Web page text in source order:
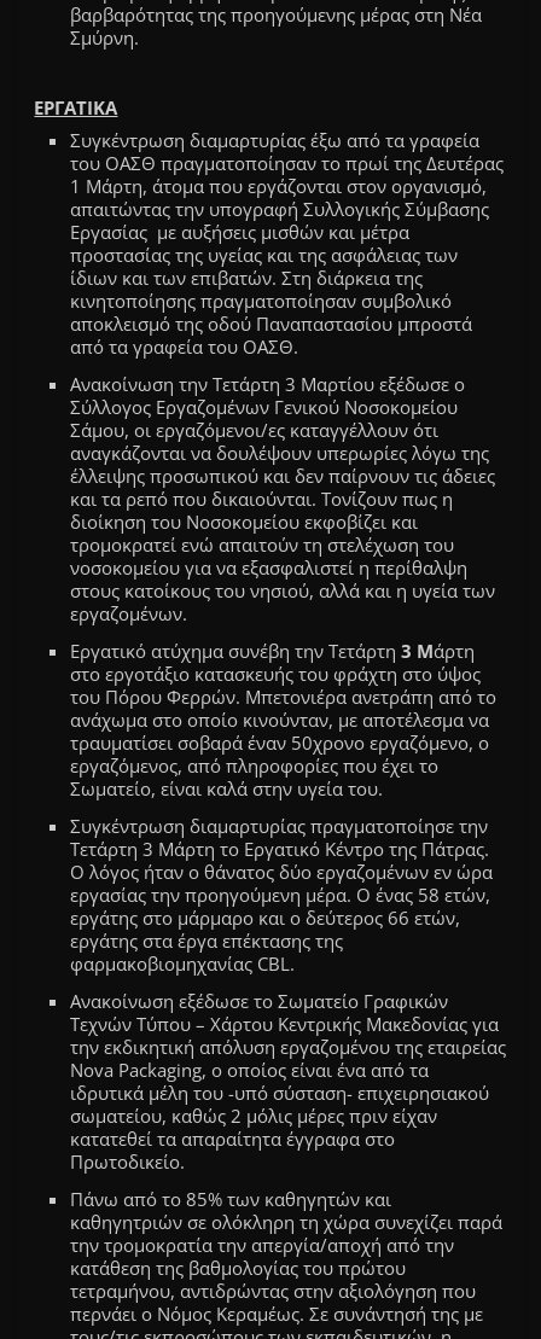
βαρβαρότητας της προηγούμενης μέρας στη Νέα
Σμύρνη.
ΕΡΓΑΤΙΚΑ
Συγκέντρωση διαμαρτυρίας έξω από τα γραφεία
του ΟΑΣΘ πραγματοποίησαν το πρωί της Δευτέρας
1 Μάρτη, άτομα που εργάζονται στον οργανισμό,
απαιτώντας την υπογραφή Συλλογικής Σύμβασης
Εργασίας με αυξήσεις μισθών και μέτρα
προστασίας της υγείας και της ασφάλειας των
ίδιων και των επιβατών. Στη διάρκεια της
κινητοποίησης πραγματοποίησαν συμβολικό
αποκλεισμό της οδού Παναπαστασίου μπροστά
από τα γραφεία του ΟΑΣΘ.
Ανακοίνωση την Τετάρτη 3 Μαρτίου εξέδωσε ο
Σύλλογος Εργαζομένων Γενικού Νοσοκομείου
Σάμου, οι εργαζόμενοι/ες καταγγέλλουν ότι
αναγκάζονται να δουλέψουν υπερωρίες λόγω της
έλλειψης προσωπικού και δεν παίρνουν τις άδειες
και τα ρεπό που δικαιούνται. Τονίζουν πως η
διοίκηση του Νοσοκομείου εκφοβίζει και
τρομοκρατεί ενώ απαιτούν τη στελέχωση του
νοσοκομείου για να εξασφαλιστεί η περίθαλψη
στους κατοίκους του νησιού, αλλά και η υγεία των
εργαζομένων.
Εργατικό ατύχημα συνέβη την Τετάρτη3 Μάρτη
στο εργοτάξιο κατασκευής του φράχτη στο ύψος
του Πόρου Φερρών. Mπετονιέρα ανετράπη από το
ανάχωμα στο οποίο κινούνταν, με αποτέλεσμα να
τραυματίσει σοβαρά έναν 50χρονο εργαζόμενο, ο
εργαζόμενος, από πληροφορίες που έχει το
Σωματείο, είναι καλά στην υγεία του.
Συγκέντρωση διαμαρτυρίας πραγματοποίησε την
Τετάρτη 3 Μάρτη το Εργατικό Κέντρο της Πάτρας.
Ο λόγος ήταν ο θάνατος δύο εργαζομένων εν ώρα
εργασίας την προηγούμενη μέρα. Ο ένας 58 ετών,
εργάτης στο μάρμαρο και ο δεύτερος 66 ετών,
εργάτης στα έργα επέκτασης της
φαρμακοβιομηχανίας CBL.
Ανακοίνωση εξέδωσε το Σωματείο Γραφικών
Τεχνών Τύπου – Χάρτου Κεντρικής Μακεδονίας για
την εκδικητική απόλυση εργαζομένου της εταιρείας
Nova Packaging, ο οποίος είναι ένα από τα
ιδρυτικά μέλη του -υπό σύσταση- επιχειρησιακού
σωματείου, καθώς 2 μόλις μέρες πριν είχαν
κατατεθεί τα απαραίτητα έγγραφα στο
Πρωτοδικείο.
Πάνω από το 85% των καθηγητών και
καθηγητριών σε ολόκληρη τη χώρα συνεχίζει παρά
την τρομοκρατία την απεργία/αποχή από την
κατάθεση της βαθμολογίας του πρώτου
τετραμήνου, αντιδρώντας στην αξιολόγηση που
περνάει ο Νόμος Κεραμέως. Σε συνάντησή της με